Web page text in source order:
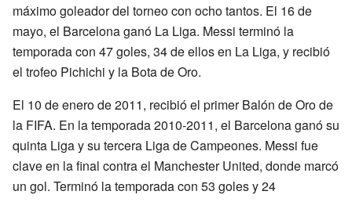
máximo goleador del torneo con ocho tantos. El 16 de
mayo, el Barcelona ganó La Liga. Messi terminó la
temporada con 47 goles, 34 de ellos en La Liga, y recibió
el trofeo Pichichi y la Bota de Oro.
El 10 de enero de 2011, recibió el primer Balón de Oro de
la FIFA. En la temporada 2010-2011, el Barcelona ganó su
quinta Liga y su tercera Liga de Campeones. Messi fue
clave en la final contra el Manchester United, donde marcó
un gol. Terminó la temporada con 53 goles y 24